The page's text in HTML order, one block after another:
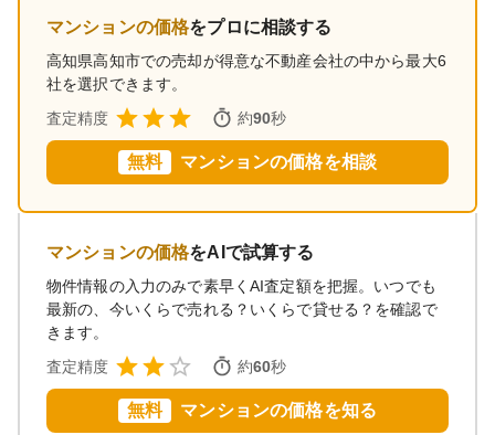
マンションの価格をプロに相談する
高知県高知市での売却が得意な不動産会社の中から最大6
社を選択できます。
査定精度
約90秒
無料 マンションの価格を相談
マンションの価格をAIで試算する
物件情報の入力のみで素早くAI査定額を把握。いつでも
最新の、今いくらで売れる？いくらで貸せる？を確認で
きます。
査定精度
約60秒
無料 マンションの価格を知る